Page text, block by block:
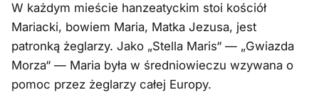
W każdym mieście hanzeatyckim stoi kościół
Mariacki, bowiem Maria, Matka Jezusa, jest
patronką żeglarzy. Jako „Stella Maris“ — „Gwiazda
Morza“ — Maria była w średniowieczu wzywana o
pomoc przez żeglarzy całej Europy.